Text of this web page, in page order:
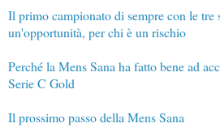
Il primo campionato di sempre con le tre
un'opportunità, per chi è un rischio
Perché la Mens Sana ha fatto bene ad
Serie C Gold
Il prossimo passo della Mens Sana